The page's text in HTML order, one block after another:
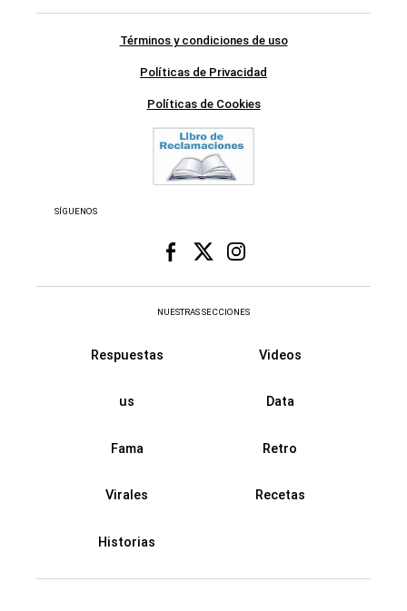
Términos y condiciones de uso
Políticas de Privacidad
Políticas de Cookies
SÍGUENOS
NUESTRAS SECCIONES
Respuestas Videos
us Data
Fama Retro
Virales Recetas
Historias